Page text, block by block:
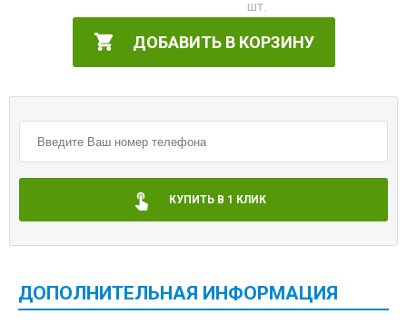
ДОБАВИТЬ В КОРЗИНУ
КУПИТЬ В 1 КЛИК
ДОПОЛНИТЕЛЬНАЯ ИНФОРМАЦИЯ